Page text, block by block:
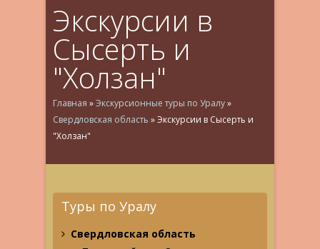
Экскурсии в
Сысерть и
"Холзан"
Главная »Экскурсионные туры по Уралу»
Свердловская область »Экскурсии в Сысерть и
"Холзан"
Туры по Уралу
Свердловская область